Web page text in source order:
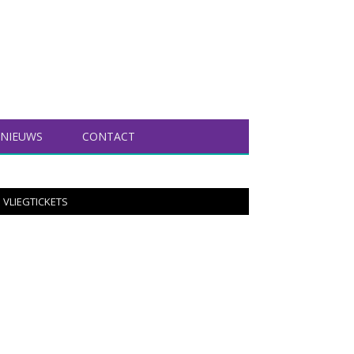
NIEUWS CONTACT
VLIEGTICKETS